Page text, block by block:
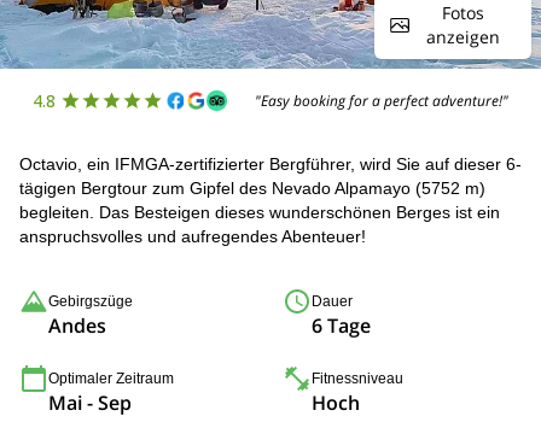
Fotos
anzeigen
4.8 "Easy booking for a perfect adventure!"
Octavio, ein IFMGA-zertifizierter Bergführer, wird Sie auf dieser 6-
tägigen Bergtour zum Gipfel des Nevado Alpamayo (5752 m)
begleiten. Das Besteigen dieses wunderschönen Berges ist ein
anspruchsvolles und aufregendes Abenteuer!
Gebirgszüge
Andes
Dauer
6 Tage
Optimaler Zeitraum
Mai - Sep
Fitnessniveau
Hoch